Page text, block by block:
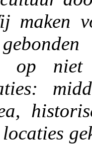
maken
op
locaties